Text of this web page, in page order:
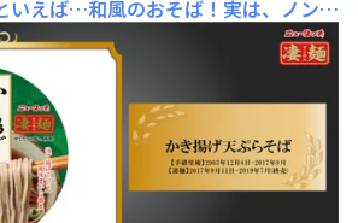
いえば…和風のおそば！実は、ノンフ
とっても珍しいんです。そんな凄麺の
商品から始まりました…！✨かき揚げ
ーは2003年！当初は、和風商品を展
というブランドでの発売でした。ノン
場…！とあって、